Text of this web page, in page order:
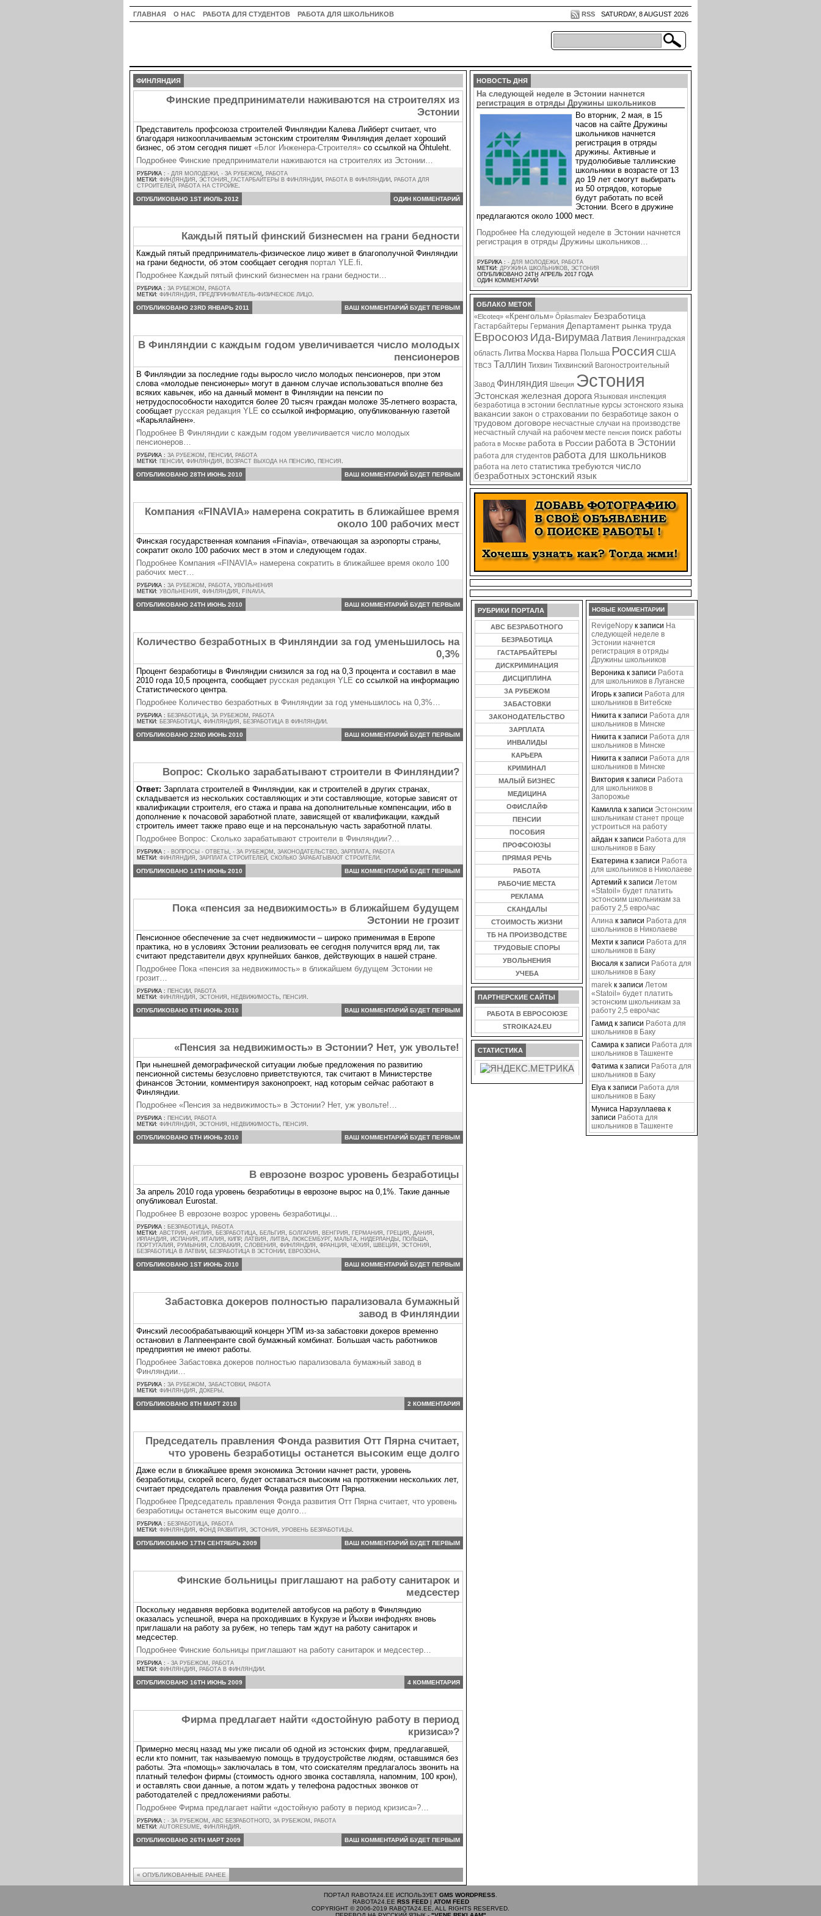
ГЛАВНАЯ О НАС РАБОТА ДЛЯ СТУДЕНТОВ РАБОТА ДЛЯ ШКОЛЬНИКОВ SATURDAY, 8 AUGUST 2026
RSS
ФИНЛЯНДИЯ
Финские предприниматели наживаются на строителях из
Эстонии
Представитель профсоюза строителей Финляндии Калева Лийберт считает, что
благодаря низкооплачиваемым эстонским строителям Финляндия делает хороший
бизнес, об этом сегодня пишет «Блог Инженера-Строителя» со ссылкой на Õhtuleht.
Подробнее Финские предприниматели наживаются на строителях из Эстонии…
РУБРИКА : - ДЛЯ МОЛОДЕЖИ, - ЗА РУБЕЖОМ , РАБОТА
МЕТКИ: ФИНЛЯНДИЯ , ЭСТОНИЯ , ГАСТАРБАЙТЕРЫ В ФИНЛЯНДИИ, РАБОТА В ФИНЛЯНДИИ, РАБОТА ДЛЯ
СТРОИТЕЛЕЙ, РАБОТА НА СТРОЙКЕ.
ОПУБЛИКОВАНО 1ST ИЮЛЬ 2012 ОДИН КОММЕНТАРИЙ
Каждый пятый финский бизнесмен на грани бедности
Каждый пятый предприниматель-физическое лицо живет в благополучной Финляндии
на грани бедности, об этом сообщает сегодня портал YLE.fi.
Подробнее Каждый пятый финский бизнесмен на грани бедности…
РУБРИКА : ЗА РУБЕЖОМ , РАБОТА
МЕТКИ: ФИНЛЯНДИЯ , ПРЕДПРИНИМАТЕЛЬ-ФИЗИЧЕСКОЕ ЛИЦО.
ОПУБЛИКОВАНО 23RD ЯНВАРЬ 2011 ВАШ КОММЕНТАРИЙ БУДЕТ ПЕРВЫМ
В Финляндии с каждым годом увеличивается число молодых
пенсионеров
В Финляндии за последние годы выросло число молодых пенсионеров, при этом
слова «молодые пенсионеры» могут в данном случае использоваться вполне без
всяких кавычек, ибо на данный момент в Финляндии на пенсии по
нетрудоспособности находится более 20 тысяч граждан моложе 35-летнего возраста,
сообщает русская редакция YLE со ссылкой информацию, опубликованную газетой
«Карьялайнен».
Подробнее В Финляндии с каждым годом увеличивается число молодых
пенсионеров…
РУБРИКА : ЗА РУБЕЖОМ , ПЕНСИИ, РАБОТА
МЕТКИ: ПЕНСИИ, ФИНЛЯНДИЯ , ВОЗРАСТ ВЫХОДА НА ПЕНСИЮ, ПЕНСИЯ .
ОПУБЛИКОВАНО 28TH ИЮНЬ 2010 ВАШ КОММЕНТАРИЙ БУДЕТ ПЕРВЫМ
Компания «FINAVIA» намерена сократить в ближайшее время
около 100 рабочих мест
Финская государственная компания «Finavia», отвечающая за аэропорты страны,
сократит около 100 рабочих мест в этом и следующем годах.
Подробнее Компания «FINAVIA» намерена сократить в ближайшее время около 100
рабочих мест…
РУБРИКА : ЗА РУБЕЖОМ , РАБОТА, УВОЛЬНЕНИЯ
МЕТКИ: УВОЛЬНЕНИЯ , ФИНЛЯНДИЯ , FINAVIA.
ОПУБЛИКОВАНО 24TH ИЮНЬ 2010 ВАШ КОММЕНТАРИЙ БУДЕТ ПЕРВЫМ
Количество безработных в Финляндии за год уменьшилось на
0,3%
Процент безработицы в Финляндии снизился за год на 0,3 процента и составил в мае
2010 года 10,5 процента, сообщает русская редакция YLE со ссылкой на информацию
Статистического центра.
Подробнее Количество безработных в Финляндии за год уменьшилось на 0,3%…
РУБРИКА : БЕЗРАБОТИЦА, ЗА РУБЕЖОМ , РАБОТА
МЕТКИ: БЕЗРАБОТИЦА, ФИНЛЯНДИЯ , БЕЗРАБОТИЦА В ФИНЛЯНДИИ.
ОПУБЛИКОВАНО 22ND ИЮНЬ 2010 ВАШ КОММЕНТАРИЙ БУДЕТ ПЕРВЫМ
Вопрос: Сколько зарабатывают строители в Финляндии?
Ответ: Зарплата строителей в Финляндии, как и строителей в других странах,
складывается из нескольких составляющих и эти составляющие, которые зависят от
квалификации строителя, его стажа и права на дополнительные компенсации, ибо в
дополнение к почасовой заработной плате, зависящей от квалификации, каждый
строитель имеет также право еще и на персональную часть заработной платы.
Подробнее Вопрос: Сколько зарабатывают строители в Финляндии?…
РУБРИКА : - ВОПРОСЫ - ОТВЕТЫ , - ЗА РУБЕЖОМ , ЗАКОНОДАТЕЛЬСТВО, ЗАРПЛАТА, РАБОТА
МЕТКИ: ФИНЛЯНДИЯ , ЗАРПЛАТА СТРОИТЕЛЕЙ, СКОЛЬКО ЗАРАБАТЫВАЮТ СТРОИТЕЛИ.
ОПУБЛИКОВАНО 14TH ИЮНЬ 2010 ВАШ КОММЕНТАРИЙ БУДЕТ ПЕРВЫМ
Пока «пенсия за недвижимость» в ближайшем будущем
Эстонии не грозит
Пенсионное обеспечение за счет недвижимости – широко применимая в Европе
практика, но в условиях Эстонии реализовать ее сегодня получится вряд ли, так
считают представители двух крупнейших банков, действующих в нашей стране.
Подробнее Пока «пенсия за недвижимость» в ближайшем будущем Эстонии не
грозит…
РУБРИКА : ПЕНСИИ, РАБОТА
МЕТКИ: ФИНЛЯНДИЯ , ЭСТОНИЯ , НЕДВИЖИМОСТЬ, ПЕНСИЯ .
ОПУБЛИКОВАНО 8TH ИЮНЬ 2010 ВАШ КОММЕНТАРИЙ БУДЕТ ПЕРВЫМ
«Пенсия за недвижимость» в Эстонии? Нет, уж увольте!
При нынешней демографической ситуации любые предложения по развитию
пенсионной системы безусловно приветствуются, так считают в Министерстве
финансов Эстонии, комментируя законопроект, над которым сейчас работают в
Финляндии.
Подробнее «Пенсия за недвижимость» в Эстонии? Нет, уж увольте!…
РУБРИКА : ПЕНСИИ, РАБОТА
МЕТКИ: ФИНЛЯНДИЯ , ЭСТОНИЯ , НЕДВИЖИМОСТЬ, ПЕНСИЯ .
ОПУБЛИКОВАНО 6TH ИЮНЬ 2010 ВАШ КОММЕНТАРИЙ БУДЕТ ПЕРВЫМ
В еврозоне возрос уровень безработицы
За апрель 2010 года уровень безработицы в еврозоне вырос на 0,1%. Такие данные
опубликовал Eurostat.
Подробнее В еврозоне возрос уровень безработицы…
РУБРИКА : БЕЗРАБОТИЦА, РАБОТА
МЕТКИ: АВСТРИЯ , АНГЛИЯ , БЕЗРАБОТИЦА, БЕЛЬГИЯ , БОЛГАРИЯ , ВЕНГРИЯ , ГЕРМАНИЯ , ГРЕЦИЯ , ДАНИЯ ,
ИРЛАНДИЯ , ИСПАНИЯ , ИТАЛИЯ , КИПР, ЛАТВИЯ , ЛИТВА, ЛЮКСЕМБУРГ, МАЛЬТА, НИДЕРЛАНДЫ , ПОЛЬША,
ПОРТУГАЛИЯ , РУМЫНИЯ , СЛОВАКИЯ , СЛОВЕНИЯ , ФИНЛЯНДИЯ , ФРАНЦИЯ , ЧЕХИЯ , ШВЕЦИЯ , ЭСТОНИЯ ,
БЕЗРАБОТИЦА В ЛАТВИИ, БЕЗРАБОТИЦА В ЭСТОНИИ, ЕВРОЗОНА.
ОПУБЛИКОВАНО 1ST ИЮНЬ 2010 ВАШ КОММЕНТАРИЙ БУДЕТ ПЕРВЫМ
Забастовка докеров полностью парализовала бумажный
завод в Финляндии
Финский лесообрабатывающий концерн УПМ из-за забастовки докеров временно
остановил в Лаппеенранте свой бумажный комбинат. Большая часть работников
предприятия не имеют работы.
Подробнее Забастовка докеров полностью парализовала бумажный завод в
Финляндии…
РУБРИКА : ЗА РУБЕЖОМ , ЗАБАСТОВКИ, РАБОТА
МЕТКИ: ФИНЛЯНДИЯ , ДОКЕРЫ .
ОПУБЛИКОВАНО 8TH МАРТ 2010 2 КОММЕНТАРИЯ
Председатель правления Фонда развития Отт Пярна считает,
что уровень безработицы останется высоким еще долго
Даже если в ближайшее время экономика Эстонии начнет расти, уровень
безработицы, скорей всего, будет оставаться высоким на протяжении нескольких лет,
считает председатель правления Фонда развития Отт Пярна.
Подробнее Председатель правления Фонда развития Отт Пярна считает, что уровень
безработицы останется высоким еще долго…
РУБРИКА : БЕЗРАБОТИЦА, РАБОТА
МЕТКИ: ФИНЛЯНДИЯ , ФОНД РАЗВИТИЯ , ЭСТОНИЯ , УРОВЕНЬ БЕЗРАБОТИЦЫ .
ОПУБЛИКОВАНО 17TH СЕНТЯБРЬ 2009 ВАШ КОММЕНТАРИЙ БУДЕТ ПЕРВЫМ
Финские больницы приглашают на работу санитарок и
медсестер
Поскольку недавняя вербовка водителей автобусов на работу в Финляндию
оказалась успешной, вчера на проходивших в Кукрузе и Йыхви инфоднях вновь
приглашали на работу за рубеж, но теперь там ждут на работу санитарок и
медсестер.
Подробнее Финские больницы приглашают на работу санитарок и медсестер…
РУБРИКА : - ЗА РУБЕЖОМ , РАБОТА
МЕТКИ: ФИНЛЯНДИЯ , РАБОТА В ФИНЛЯНДИИ.
ОПУБЛИКОВАНО 16TH ИЮНЬ 2009 4 КОММЕНТАРИЯ
Фирма предлагает найти «достойную работу в период
кризиса»?
Примерно месяц назад мы уже писали об одной из эстонских фирм, предлагавшей,
если кто помнит, так называемую помощь в трудоустройстве людям, оставшимся без
работы. Эта «помощь» заключалась в том, что соискателям предлагалось звонить на
платный телефон фирмы (стоимость одного звонка составляла, напомним, 100 крон),
и оставлять свои данные, а потом ждать у телефона радостных звонков от
работодателей с предложениями работы.
Подробнее Фирма предлагает найти «достойную работу в период кризиса»?…
РУБРИКА : - ЗА РУБЕЖОМ , ABC БЕЗРАБОТНОГО, ЗА РУБЕЖОМ , РАБОТА
МЕТКИ: AUTORESUME, ФИНЛЯНДИЯ .
ОПУБЛИКОВАНО 26TH МАРТ 2009 ВАШ КОММЕНТАРИЙ БУДЕТ ПЕРВЫМ
« ОПУБЛИКОВАННЫЕ РАНЕЕ
НОВОСТЬ ДНЯ
На следующей неделе в Эстонии начнется
регистрация в отряды Дружины школьников
Во вторник, 2 мая, в 15
часов на сайте Дружины
школьников начнется
регистрация в отряды
дружины. Активные и
трудолюбивые таллинские
школьники в возрасте от 13
до 19 лет смогут выбирать
из 50 отрядов, которые
будут работать по всей
Эстонии. Всего в дружине
предлагаются около 1000 мест.
Подробнее На следующей неделе в Эстонии начнется
регистрация в отряды Дружины школьников…
РУБРИКА : - ДЛЯ МОЛОДЕЖИ, РАБОТА
МЕТКИ: ДРУЖИНА ШКОЛЬНИКОВ, ЭСТОНИЯ
ОПУБЛИКОВАНО 24TH АПРЕЛЬ 2017 ГОДА
ОДИН КОММЕНТАРИЙ
ОБЛАКО МЕТОК
«Elcoteq» «Кренгольм» Õpilasmalev Безработица
Гастарбайтеры Германия Департамент рынка труда
Евросоюз Ида-ВирумааЛатвия Ленинградская
область Литва Москва Нарва Польша Россия США
ТВСЗ Таллин Тихвин Тихвинский Вагоностроительный
Завод Финляндия Швеция Эстония
Эстонская железная дорога Языковая инспекция
безработица в эстонии бесплатные курсы эстонского языка
вакансии закон о страховании по безработице закон о
трудовом договоре несчастные случаи на производстве
несчастный случай на рабочем месте пенсия поиск работы
работа в Москве работа в России работа в Эстонии
работа для студентов работа для школьников
работа на лето статистика требуются число
безработных эстонский язык
НОВЫЕ КОММЕНТАРИИ
RevigeNopy к записи На
следующей неделе в
Эстонии начнется
регистрация в отряды
Дружины школьников
Вероника к записи Работа
для школьников в Луганске
Игорь к записи Работа для
школьников в Витебске
Никита к записи Работа для
школьников в Минске
Никита к записи Работа для
школьников в Минске
Никита к записи Работа для
школьников в Минске
Виктория к записи Работа
для школьников в
Запорожье
Камилла к записи Эстонским
школьникам станет проще
устроиться на работу
айдан к записи Работа для
школьников в Баку
Екатерина к записи Работа
для школьников в Николаеве
Артемий к записи Летом
«Statoil» будет платить
эстонским школьникам за
работу 2,5 евро/час
Алина к записи Работа для
школьников в Николаеве
Мехти к записи Работа для
школьников в Баку
Вюсаля к записи Работа для
школьников в Баку
marek к записи Летом
«Statoil» будет платить
эстонским школьникам за
работу 2,5 евро/час
Гамид к записи Работа для
школьников в Баку
Самира к записи Работа для
школьников в Ташкенте
Фатима к записи Работа для
школьников в Баку
Elya к записи Работа для
школьников в Баку
Муниса Нарзуллаева к
записи Работа для
школьников в Ташкенте
РУБРИКИ ПОРТАЛА
ABC БЕЗРАБОТНОГО
БЕЗРАБОТИЦА
ГАСТАРБАЙТЕРЫ
ДИСКРИМИНАЦИЯ
ДИСЦИПЛИНА
ЗА РУБЕЖОМ
ЗАБАСТОВКИ
ЗАКОНОДАТЕЛЬСТВО
ЗАРПЛАТА
ИНВАЛИДЫ
КАРЬЕРА
КРИМИНАЛ
МАЛЫЙ БИЗНЕС
МЕДИЦИНА
ОФИСЛАЙФ
ПЕНСИИ
ПОСОБИЯ
ПРОФСОЮЗЫ
ПРЯМАЯ РЕЧЬ
РАБОТА
РАБОЧИЕ МЕСТА
РЕКЛАМА
СКАНДАЛЫ
СТОИМОСТЬ ЖИЗНИ
ТБ НА ПРОИЗВОДСТВЕ
ТРУДОВЫЕ СПОРЫ
УВОЛЬНЕНИЯ
УЧЕБА
ПАРТНЕРСКИЕ САЙТЫ
РАБОТА В ЕВРОСОЮЗЕ
STROIKA24.EU
СТАТИСТИКА
ПОРТАЛ RABOTA24.EE ИСПОЛЬЗУЕТ GMS WORDPRESS
RABOTA24.EE RSS FEED| ATOM FEED
COPYRIGHT © 2006-2019 RABOTA24.EE, ALL RIGHTS RESERVED.